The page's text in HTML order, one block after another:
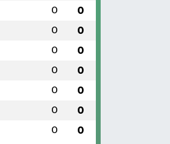
0 0
0 0
0 0
0 0
0 0
0 0
0 0